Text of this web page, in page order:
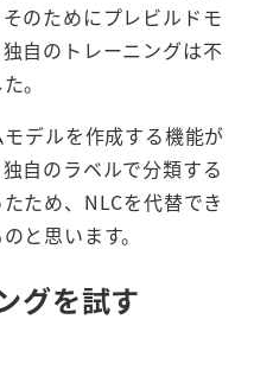
のためにプレビルドモ
自のトレーニングは不
。
デルを作成する機能が
自のラベルで分類する
ため、NLCを代替でき
と思います。
グを試す